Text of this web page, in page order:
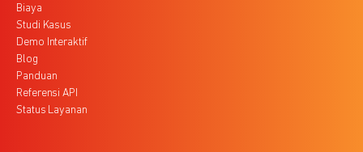
Biaya
Studi Kasus
Demo Interaktif
Blog
Panduan
Referensi API
Status Layanan